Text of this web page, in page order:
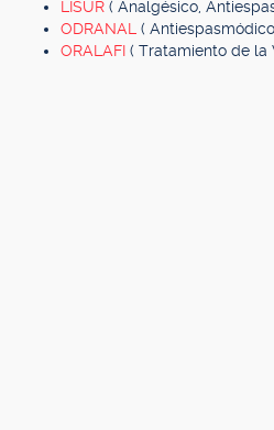
LISUR ( Analgésico,
ODRANAL (
ORALAFI ( Tratamiento de la